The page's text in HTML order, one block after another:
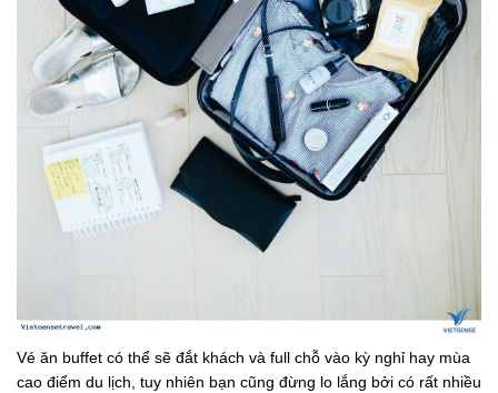
Vé ăn buffet có thể sẽ đắt khách và full chỗ vào kỳ nghỉ hay mùa
cao điểm du lịch, tuy nhiên bạn cũng đừng lo lắng bởi có rất nhiều